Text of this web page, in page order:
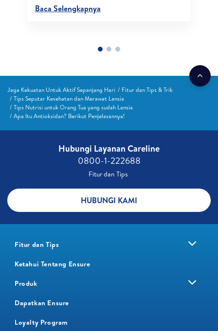
Baca Selengkapnya
Jaga Kekuatan Untuk Aktif Sepanjang Hari
Fitur dan Tips & Trik
Tips Seputar Kesehatan dan Merawat Lansia
Tips Nutrisi untuk Orang Tua yang sudah Lansia
Apa Itu Antioksidan? Berikut Penjelasannya!
Hubungi Layanan Careline​
0800-1-222688​
Fitur dan Tips ​
HUBUNGI KAMI
Fitur dan Tips
Ketahui Tentang Ensure
Produk
Dapatkan Ensure
Loyalty Program​